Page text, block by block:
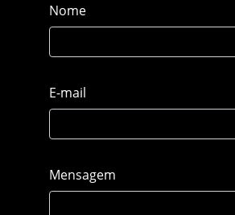
Nome
E-mail
Mensagem